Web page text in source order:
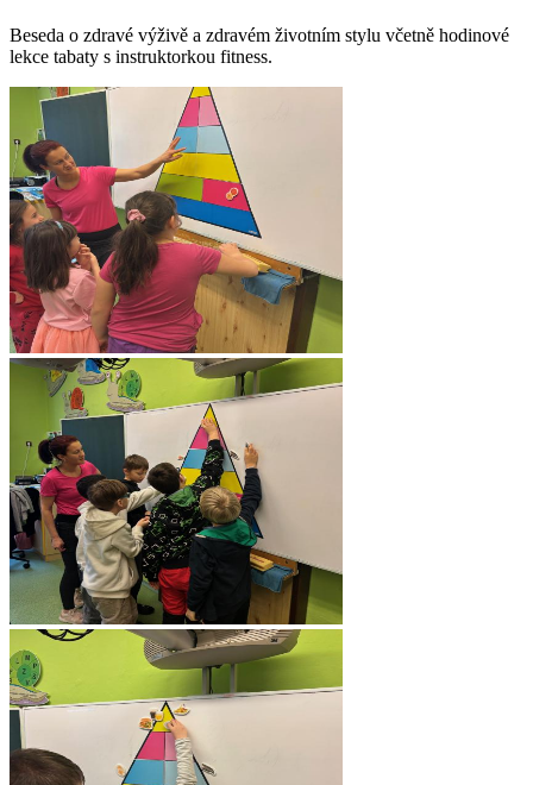
Beseda o zdravé výživě a zdravém životním stylu včetně hodinové
lekce tabaty s instruktorkou fitness.